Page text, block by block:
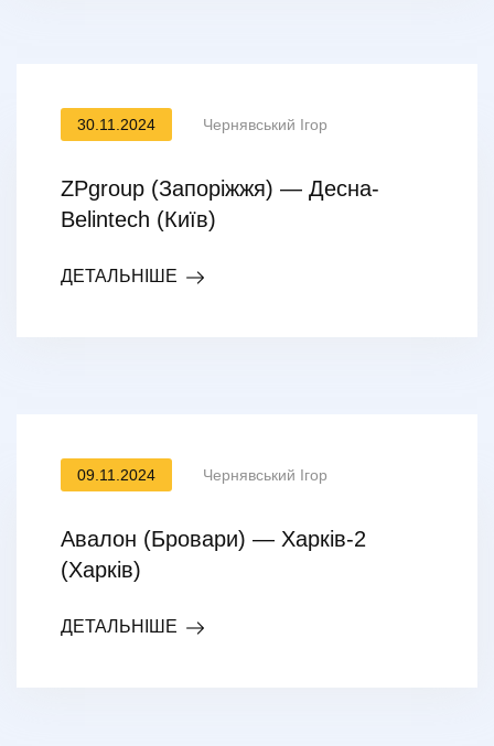
30.11.2024 Чернявський Ігор
ZPgroup (Запоріжжя) — Десна-
Belintech (Київ)
ДЕТАЛЬНІШЕ
09.11.2024 Чернявський Ігор
Авалон (Бровари) — Харків-2
(Харків)
ДЕТАЛЬНІШЕ